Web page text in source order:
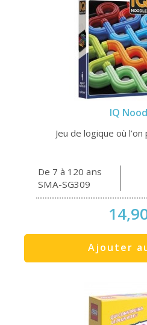
IQ
Jeu de logique où
De 7 à 120 ans
SMA-SG309
Ajouter